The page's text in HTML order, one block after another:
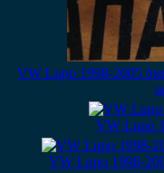
VW Lupo 1998-2005
VW Lupo
VW Lupo 1998-